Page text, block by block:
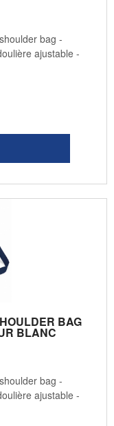
bag -
ajustable -
BAG
BLANC
bag -
ajustable -